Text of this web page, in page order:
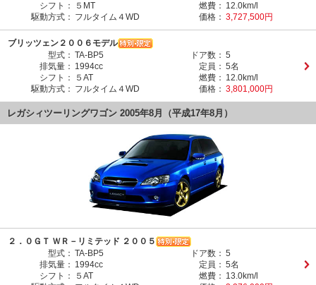
シフト：
５MT 燃費： 12.0km/l
駆動方式： フルタイム４WD 価格： 3,727,500円
ブリッツェン２００６モデル
型式： TA-BP5 ドア数： 5
排気量： 1994cc 定員： 5名
シフト：
５AT 燃費： 12.0km/l
駆動方式： フルタイム４WD 価格： 3,801,000円
レガシィツーリングワゴン 2005年8月（平成17年8月）
２．０ＧＴ ＷＲ－リミテッド ２００５
型式： TA-BP5 ドア数： 5
排気量： 1994cc 定員： 5名
シフト：
５AT 燃費： 13.0km/l